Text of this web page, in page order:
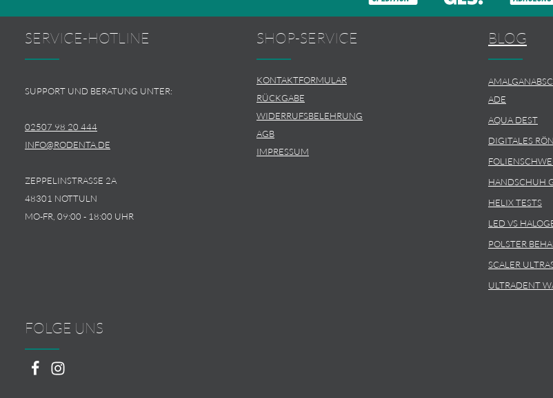
SERVICE-HOTLINE
SUPPORT UND BERATUNG UNTER:
02507 98 20 444
INFO@RODENTA.DE
ZEPPELINSTRASSE 2A
48301 NOTTULN
MO-FR, 09:00 - 18:00 UHR
SHOP-SERVICE
KONTAKTFORMULAR
RÜCKGABE
WIDERRUFSBELEHRUNG
AGB
IMPRESSUM
BLOG
ADE
AQUA DEST
DIGITALES
HANDSCHUH
HELIX TESTS
LED VS
POLSTER
SCALER
ULTRADENT
FOLGE UNS